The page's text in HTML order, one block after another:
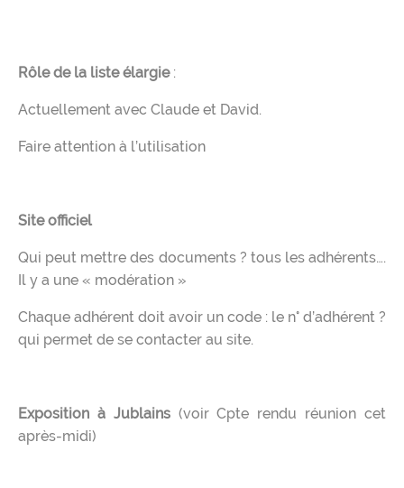
Rôle de la liste élargie:
Actuellement avec Claude et David.
Faire attention à l’utilisation
Site officiel
Qui peut mettre des documents ? tous les adhérents….
Il y a une « modération »
Chaque adhérent doit avoir un code : le n° d’adhérent ?
qui permet de se contacter au site.
Exposition à Jublains (voir Cpte rendu réunion cet
après-midi)